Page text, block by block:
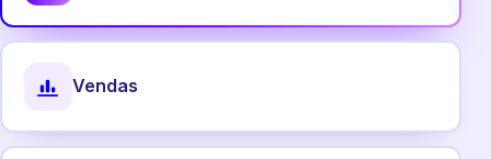
Vendas